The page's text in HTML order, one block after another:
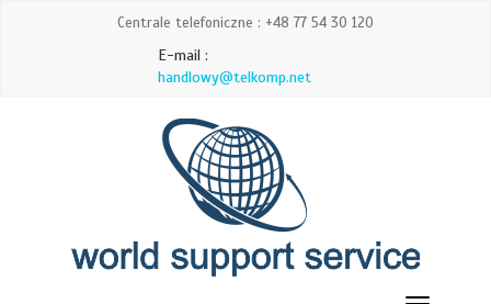
Centrale telefoniczne : +48 77 54 30 120
E-mail :
handlowy@telkomp.net